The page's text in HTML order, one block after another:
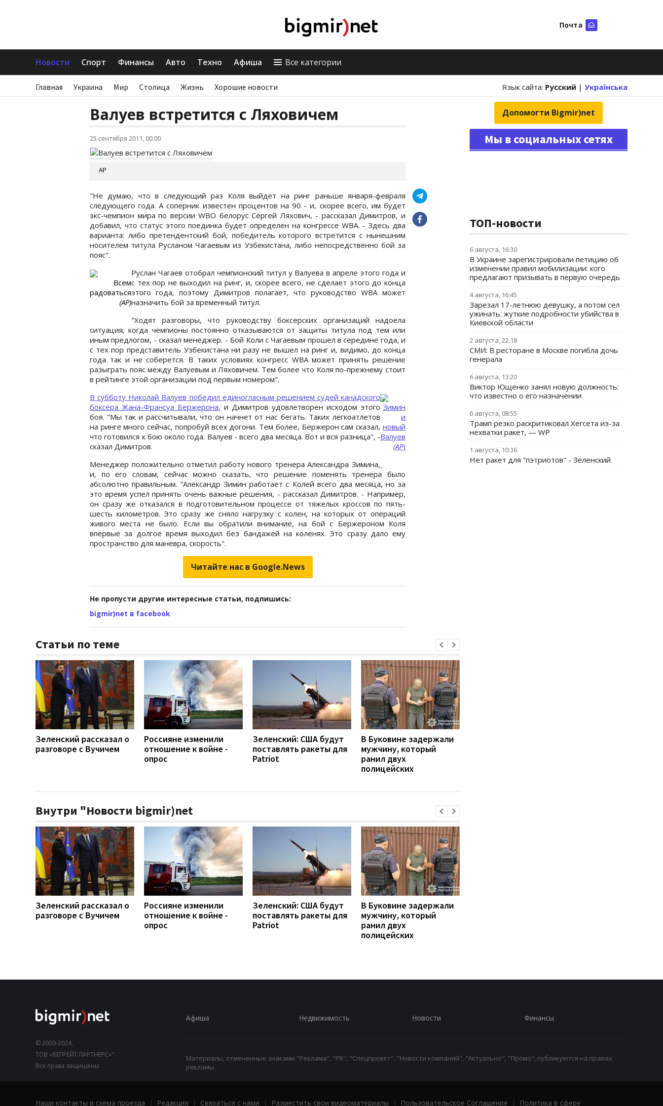
Почта
Новости Спорт Финансы Авто Техно Афиша Все категории
Главная Украина Мир Столица Жизнь Хорошие новости Язык сайта: Русский | Українська
Валуев встретится с Ляховичем
25 сентября 2011, 00:00
АР
"Не думаю, что в следующий раз Коля выйдет на ринг раньше января-февраля
следующего года. А соперник известен процентов на 90 - и, скорее всего, им будет
экс-чемпион мира по версии WBO белорус Сергей Ляхович, - рассказал Димитров, и
добавил, что статус этого поединка будет определен на конгрессе WBA. - Здесь два
варианта: либо претендентский бой, победитель которого встретится с нынешним
носителем титула Русланом Чагаевым из Узбекистана, либо непосредственно бой за
пояс".
Всем
радоваться
(АР)
Руслан Чагаев отобрал чемпионский титул у Валуева в апреле этого года и
с тех пор не выходил на ринг, и, скорее всего, не сделает этого до конца
этого года, поэтому Димитров полагает, что руководство WBA может
назначить бой за временный титул.
"Ходят разговоры, что руководству боксерских организаций надоела
ситуация, когда чемпионы постоянно отказываются от защиты титула под тем или
иным предлогом, - сказал менеджер. - Бой Коли с Чагаевым прошел в середине года, и
с тех пор представитель Узбекистана ни разу не вышел на ринг и, видимо, до конца
года так и не соберется. В таких условиях конгресс WBA может принять решение
разыграть пояс между Валуевым и Ляховичем. Тем более что Коля по-прежнему стоит
в рейтинге этой организации под первым номером".
Зимин
и
новый
Валуев
(АР)
В субботу Николай Валуев победил единогласным решением судей канадского
боксера Жана-Франсуа Бержерона, и Димитров удовлетворен исходом этого
боя. "Мы так и рассчитывали, что он начнет от нас бегать. Таких легкоатлетов
на ринге много сейчас, попробуй всех догони. Тем более, Бержерон сам сказал,
что готовился к бою около года. Валуев - всего два месяца. Вот и вся разница", -
сказал Димитров.
Менеджер положительно отметил работу нового тренера Александра Зимина,
и, по его словам, сейчас можно сказать, что решение поменять тренера было
абсолютно правильным. "Александр Зимин работает с Колей всего два месяца, но за
это время успел принять очень важные решения, - рассказал Димитров. - Например,
он сразу же отказался в подготовительном процессе от тяжелых кроссов по пять-
шесть километров. Это сразу же сняло нагрузку с колен, на которых от операций
живого места не было. Если вы обратили внимание, на бой с Бержероном Коля
впервые за долгое время выходил без бандажей на коленях. Это сразу дало ему
пространство для маневра, скорость".
Читайте нас в Google.News
Не пропусти другие интересные статьи, подпишись:
bigmir)net в facebook
Статьи по теме
Зеленский рассказал о
разговоре с Вучичем
Россияне изменили
отношение к войне -
опрос
Зеленский: США будут
поставлять ракеты для
Patriot
В Буковине задержали
мужчину, который
ранил двух
полицейских
Внутри "Новости bigmir)net
Зеленский рассказал о
разговоре с Вучичем
Россияне изменили
отношение к войне -
опрос
Зеленский: США будут
поставлять ракеты для
Patriot
В Буковине задержали
мужчину, который
ранил двух
полицейских
Допомогти Bigmir)net
Мы в социальных сетях
ТОП-новости
6 августа, 16:30
В Украине зарегистрировали петицию об
изменении правил мобилизации: кого
предлагают призывать в первую очередь
4 августа, 16:45
Зарезал 17-летнюю девушку, а потом сел
ужинать: жуткие подробности убийства в
Киевской области
2 августа, 22:18
СМИ: В ресторане в Москве погибла дочь
генерала
6 августа, 13:20
Виктор Ющенко занял новую должность:
что известно о его назначении
6 августа, 08:55
Трамп резко раскритиковал Хегсета из-за
нехватки ракет, — WP
1 августа, 10:36
Нет ракет для "пэтриотов" - Зеленский
© 2000-2024,
ТОВ «КЕПРЕЙТ ПАРТНЕРС»".
Все права защищены.
Афиша Недвижимость Новости Финансы
Материалы, отмеченные знаками "Реклама", "PR", "Спецпроект", "Новости компаний", "Актуально", "Промо", публикуются на правах
рекламы.
Наши контакты и схема проезда | Редакция | Связаться с нами | Разместить свои видеоматериалы | Пользовательское Соглашение | Политика в сфере